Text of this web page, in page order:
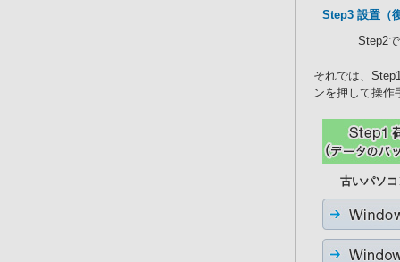
Step3 設置（
Step2
それでは、
ンを押して操作
古いパソ